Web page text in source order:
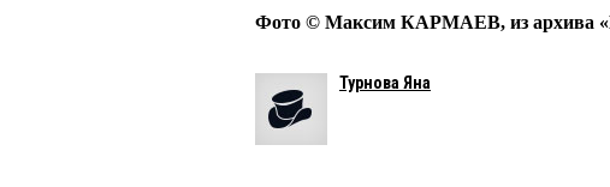
Фото © Максим КАРМАЕВ, из архива
Турнова Яна